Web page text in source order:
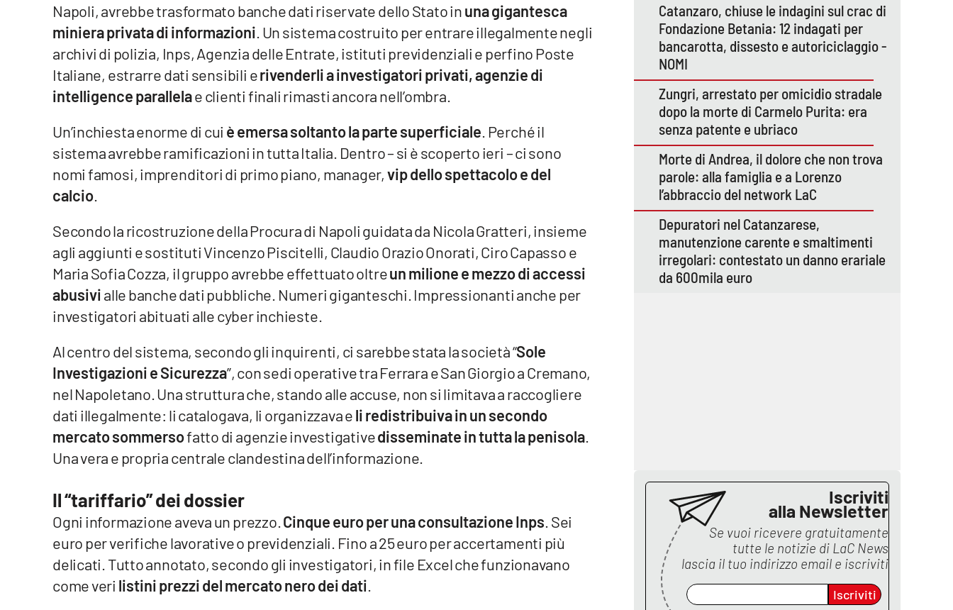
Vibo Valentia
Lamezia Terme
Buona Sanità Calabria
Calabriavisione
Destinazioni
Napoli, avrebbe trasformato banche dati riservate dello Stato inuna gigantesca
miniera privata di informazioni . Un sistema costruito per entrare illegalmente negli
archivi di polizia, Inps, Agenzia delle Entrate, istituti previdenziali e perfino Poste
Italiane, estrarre dati sensibili erivenderli a investigatori privati, agenzie di
intelligence parallelae clienti finali rimasti ancora nell’ombra.
Un’inchiesta enorme di cui è emersa soltanto la parte superficiale . Perché il
sistema avrebbe ramificazioni in tutta Italia. Dentro – si è scoperto ieri – ci sono
nomi famosi, imprenditori di primo piano, manager,vip dello spettacolo e del
calcio
Secondo la ricostruzione della Procura di Napoli guidata da Nicola Gratteri, insieme
agli aggiunti e sostituti Vincenzo Piscitelli, Claudio Orazio Onorati, Ciro Capasso e
Maria Sofia Cozza, il gruppo avrebbe effettuato oltreun milione e mezzo di accessi
abusivialle banche dati pubbliche. Numeri giganteschi. Impressionanti anche per
investigatori abituati alle cyber inchieste.
Al centro del sistema, secondo gli inquirenti, ci sarebbe stata la società “Sole
Investigazioni e Sicurezza”, con sedi operative tra Ferrara e San Giorgio a Cremano,
nel Napoletano. Una struttura che, stando alle accuse, non si limitava a raccogliere
dati illegalmente: li catalogava, li organizzava eli redistribuiva in un secondo
mercato sommersofatto di agenzie investigativedisseminate in tutta la penisola
Una vera e propria centrale clandestina dell’informazione.
Il “tariffario” dei dossier
Ogni informazione aveva un prezzo. Cinque euro per una consultazione Inps . Sei
euro per verifiche lavorative o previdenziali. Fino a 25 euro per accertamenti più
delicati. Tutto annotato, secondo gli investigatori, in file Excel che funzionavano
come veri listini prezzi del mercato nero dei dati
Catanzaro, chiuse le indagini sul crac di
Fondazione Betania: 12 indagati per
bancarotta, dissesto e autoriciclaggio -
NOMI
Zungri, arrestato per omicidio stradale
dopo la morte di Carmelo Purita: era
senza patente e ubriaco
Morte di Andrea, il dolore che non trova
parole: alla famiglia e a Lorenzo
l’abbraccio del network LaC
Depuratori nel Catanzarese,
manutenzione carente e smaltimenti
irregolari: contestato un danno erariale
da 600mila euro
Iscriviti
alla Newsletter
Se vuoi ricevere gratuitamente
tutte le notizie di LaC News
lascia il tuo indirizzo email e iscriviti
Iscriviti